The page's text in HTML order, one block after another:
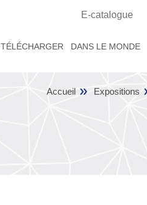
E-catalogue
TÉLÉCHARGER DANS LE MONDE
Accueil Expositions